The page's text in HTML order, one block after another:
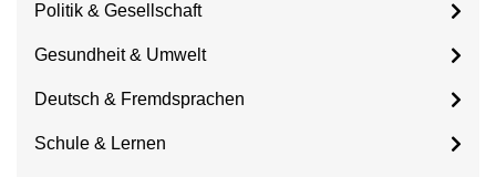
Politik & Gesellschaft
Gesundheit & Umwelt
Deutsch & Fremdsprachen
Schule & Lernen